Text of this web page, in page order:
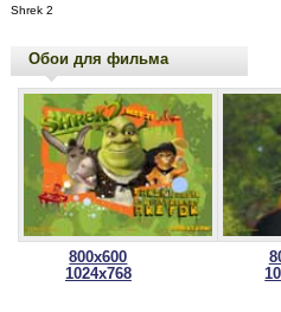
Shrek 2
Обои для фильма
800x600
1024x768